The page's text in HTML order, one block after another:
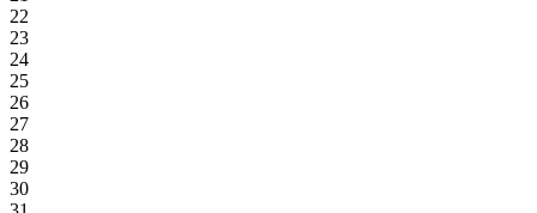
22
23
24
25
26
27
28
29
30